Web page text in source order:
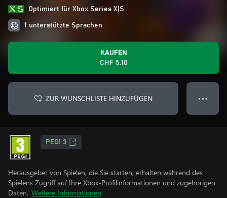
Optimiert für Xbox Series X|S
1 unterstützte Sprachen
KAUFEN
CHF 5.10
ZUR WUNSCHLISTE HINZUFÜGEN ● ● ●
PEGI 3
Herausgeber von Spielen, die Sie starten, erhalten während des
Spielens Zugriff auf Ihre Xbox-Profilinformationen und zugehörigen
Daten. Weitere Informationen